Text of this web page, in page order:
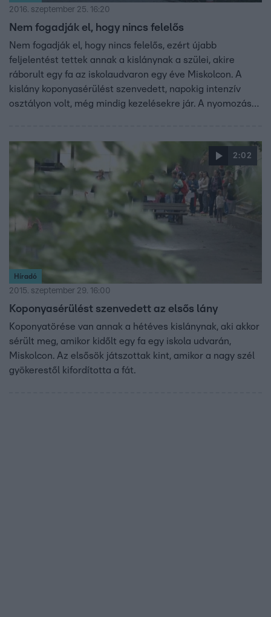
2016. szeptember 25. 16:20
Nem fogadják el, hogy nincs felelős
Nem fogadják el, hogy nincs felelős, ezért újabb
feljelentést tettek annak a kislánynak a szülei, akire
ráborult egy fa az iskolaudvaron egy éve Miskolcon. A
kislány koponyasérülést szenvedett, napokig intenzív
osztályon volt, még mindig kezelésekre jár. A nyomozást
2:02
Híradó
2015. szeptember 29. 16:00
Koponyasérülést szenvedett az elsős lány
Koponyatörése van annak a hétéves kislánynak, aki akkor
sérült meg, amikor kidőlt egy fa egy iskola udvarán,
Miskolcon. Az elsősök játszottak kint, amikor a nagy szél
gyökerestől kifordította a fát.